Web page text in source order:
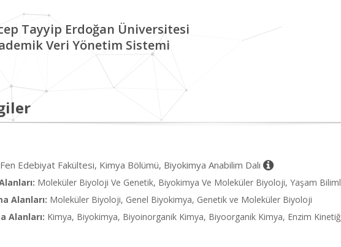
Tayyip Erdoğan Üniversitesi
Veri Yönetim Sistemi
Fen Edebiyat Fakültesi, Kimya Bölümü, Biyokimya Anabilim Dalı
Moleküler Biyoloji Ve Genetik, Biyokimya Ve Moleküler Biyoloji, Yaşam
Alanları: Moleküler Biyoloji, Genel Biyokimya, Genetik ve Moleküler Biyoloji
Alanları: Kimya, Biyokimya, Biyoinorganik Kimya, Biyoorganik Kimya, Enzim